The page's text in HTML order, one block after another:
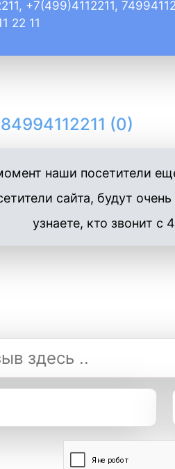
+7(499)4112211,
22 11
(0)
наши посетители
сайта, будут
узнаете, кто звонит с